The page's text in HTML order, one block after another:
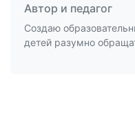
Автор и педагог
Создаю
детей разумно